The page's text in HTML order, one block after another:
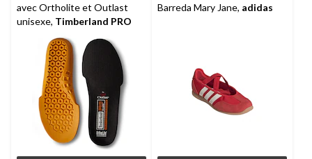
avec Ortholite et Outlast
unisexe, Timberland PRO
Barreda Mary Jane, adidas